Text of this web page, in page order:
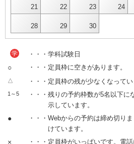
21 22 23 24
28 29 30
学 ・・・学科試験日
○ ・・・定員枠に空きがあります。
△ ・・・定員枠の残が少なくなってい
1～5
・・・残りの予約枠数が5名以下
示しています。
●
・・・Webからの予約は締め切り
けています。
×
・・・定員枠がいっぱいです。電